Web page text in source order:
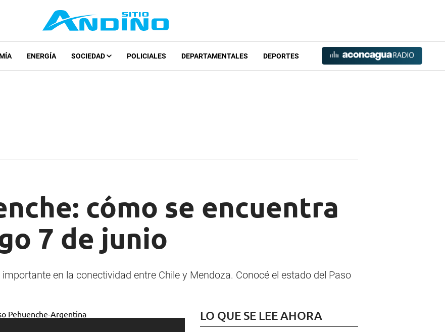
ENERGÍA SOCIEDAD POLICIALES DEPARTAMENTALES DEPORTES
cómo se encuentra
7 de junio
en la conectividad entre Chile y Mendoza. Conocé el estado del Paso
LO QUE SE LEE AHORA